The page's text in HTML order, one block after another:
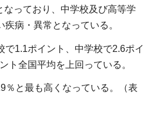
っており、中学校及び高等学
病・異常となっている。
で1.1ポイント、中学校で2.6ポイ
ト全国平均を上回っている。
％と最も高くなっている。（表